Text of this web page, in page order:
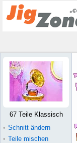
67 Teile Klassisch
• Schnitt ändern
• Teile mischen